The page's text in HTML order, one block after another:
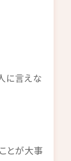
に言えな
とが大事